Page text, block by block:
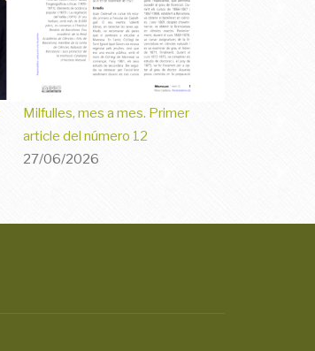
Milfulles, mes a mes. Primer
article del número 12
27/06/2026